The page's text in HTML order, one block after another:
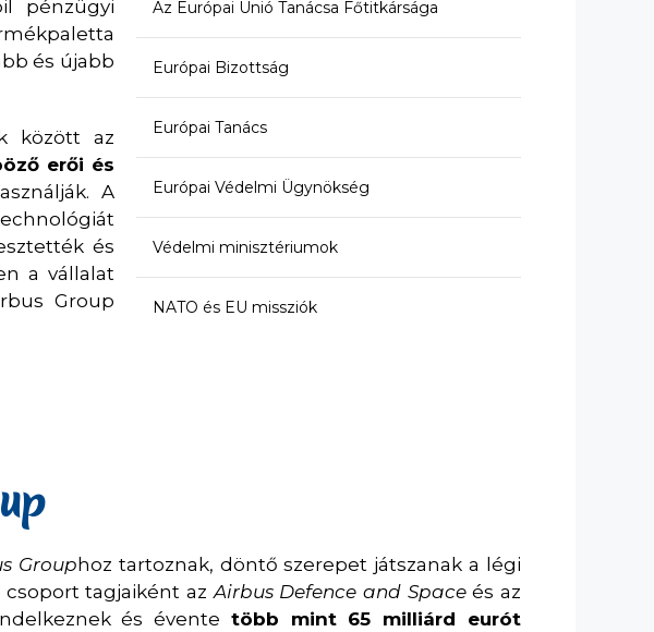
pénzügyi
és újabb
között az
erői és
A
és
a vállalat
Group
Az Európai Unió Tanácsa Főtitkársága
Európai Bizottság
Európai Tanács
Európai Védelmi Ügynökség
Védelmi minisztériumok
NATO és EU missziók
Group hoz tartoznak, döntő szerepet játszanak a légi
csoport tagjaiként azAirbus Defence and Spaceés az
és évente több mint 65 milliárd eurót